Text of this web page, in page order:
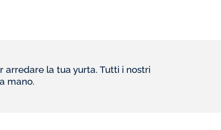
la tua yurta. Tutti i nostri
mano.